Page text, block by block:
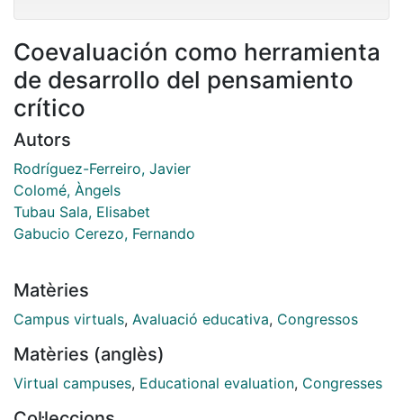
Coevaluación como herramienta
de desarrollo del pensamiento
crítico
Autors
Rodríguez-Ferreiro, Javier
Colomé, Àngels
Tubau Sala, Elisabet
Gabucio Cerezo, Fernando
Matèries
Campus virtuals, Avaluació educativa, Congressos
Matèries (anglès)
Virtual campuses, Educational evaluation, Congresses